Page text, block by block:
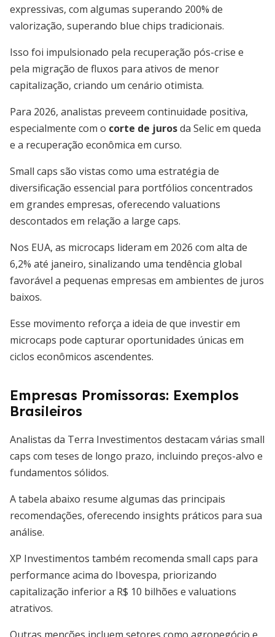
expressivas, com algumas superando 200% de
valorização, superando blue chips tradicionais.
Isso foi impulsionado pela recuperação pós-crise e
pela migração de fluxos para ativos de menor
capitalização, criando um cenário otimista.
Para 2026, analistas preveem continuidade positiva,
especialmente com o corte de jurosda Selic em queda
e a recuperação econômica em curso.
Small caps são vistas como uma estratégia de
diversificação essencial para portfólios concentrados
em grandes empresas, oferecendo valuations
descontados em relação a large caps.
Nos EUA, as microcaps lideram em 2026 com alta de
6,2% até janeiro, sinalizando uma tendência global
favorável a pequenas empresas em ambientes de juros
baixos.
Esse movimento reforça a ideia de que investir em
microcaps pode capturar oportunidades únicas em
ciclos econômicos ascendentes.
Empresas Promissoras: Exemplos
Brasileiros
Analistas da Terra Investimentos destacam várias small
caps com teses de longo prazo, incluindo preços-alvo e
fundamentos sólidos.
A tabela abaixo resume algumas das principais
recomendações, oferecendo insights práticos para sua
análise.
XP Investimentos também recomenda small caps para
performance acima do Ibovespa, priorizando
capitalização inferior a R$ 10 bilhões e valuations
atrativos.